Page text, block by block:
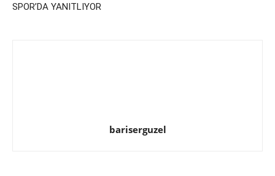
SPOR’DA YANITLIYOR
bariserguzel